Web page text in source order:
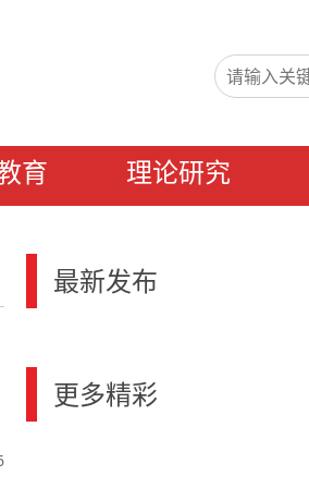
育 理论研究
最新发布
更多精彩